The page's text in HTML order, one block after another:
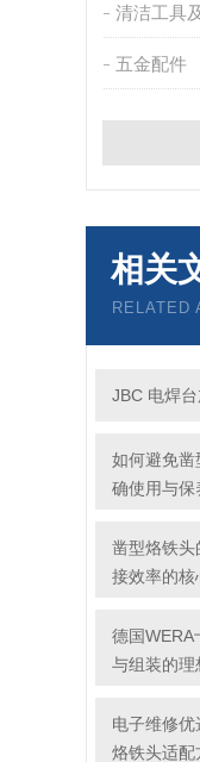
清洁工具
五金配件
相关
RELATED
JBC 电焊
如何避免凿
确使用与保
凿型烙铁头
接效率的核
德国WERA
与组装的理
电子维修
烙铁头适配